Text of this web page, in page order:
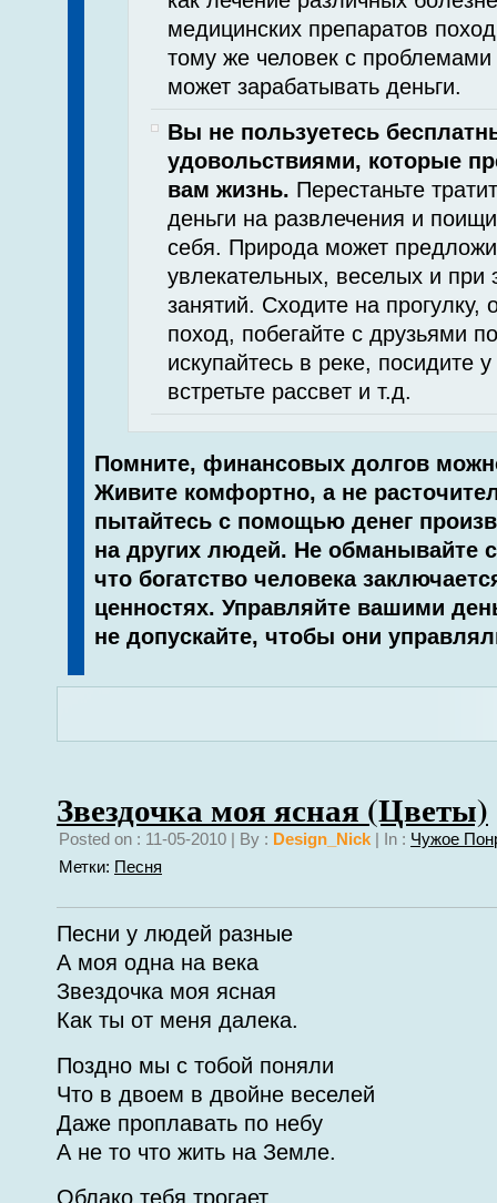
медицинских препаратов
тому же человек с
может зарабатывать деньги.
Вы не пользуетесь
удовольствиями, которые
вам жизнь. Перестаньте
деньги на развлечения и
себя. Природа может
увлекательных, веселых и при
занятий. Сходите на прогулку,
поход, побегайте с друзьями
искупайтесь в реке, посидите у
встретьте рассвет и т.д.
Помните, финансовых долгов
Живите комфортно, а не
пытайтесь с помощью денег
на других людей. Не обманывайте
что богатство человека
ценностях. Управляйте вашими
не допускайте, чтобы они
Звездочка моя ясная (Цветы)
Posted on : 11-05-2010 | By : Design_Nick | In : Чужое
Метки: Песня
Песни у людей разные
А моя одна на века
Звездочка моя ясная
Как ты от меня далека.
Поздно мы с тобой поняли
Что в двоем в двойне веселей
Даже проплавать по небу
А не то что жить на Земле.
Облако тебя трогает,